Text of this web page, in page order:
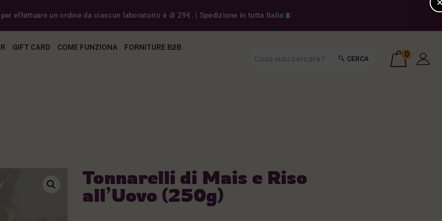
effettuare un ordine da ciascun laboratorio è di 29€. | Spedizione in tutta Italia
GIFT CARD COME FUNZIONA FORNITURE B2B
CERCA
0
Tonnarelli di Mais e Riso
all’Uovo (250g)